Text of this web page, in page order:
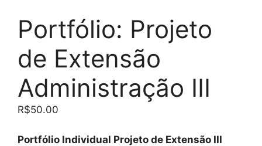
Portfólio: Projeto
de Extensão
Administração III
R$50.00
Portfólio Individual Projeto de Extensão III